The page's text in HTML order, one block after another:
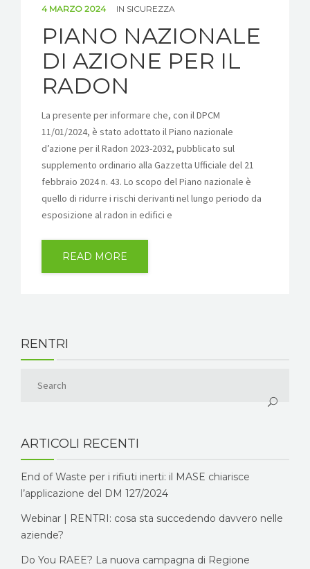
4 MARZO 2024 IN SICUREZZA
PIANO NAZIONALE
DI AZIONE PER IL
RADON
La presente per informare che, con il DPCM
11/01/2024, è stato adottato il Piano nazionale
d’azione per il Radon 2023-2032, pubblicato sul
supplemento ordinario alla Gazzetta Ufficiale del 21
febbraio 2024 n. 43. Lo scopo del Piano nazionale è
quello di ridurre i rischi derivanti nel lungo periodo da
esposizione al radon in edifici e
READ MORE
RENTRI
ARTICOLI RECENTI
End of Waste per i rifiuti inerti: il MASE chiarisce
l’applicazione del DM 127/2024
Webinar | RENTRI: cosa sta succedendo davvero nelle
aziende?
Do You RAEE? La nuova campagna di Regione